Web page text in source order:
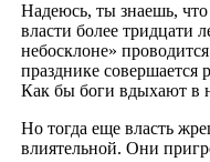
Надеюсь, ты знаешь, что
власти более тридцати
небосклоне»
празднике совершается
Как бы боги вдыхают в
Но тогда еще власть
влиятельной. Они